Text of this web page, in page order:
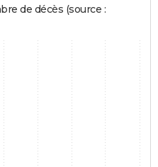
de décès (source :